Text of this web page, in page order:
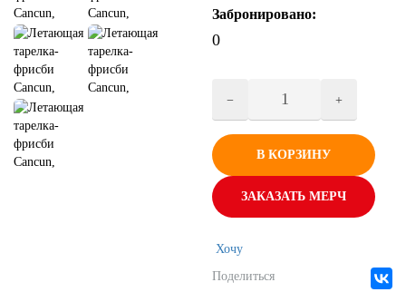
Забронировано:
0
В КОРЗИНУ
ЗАКАЗАТЬ МЕРЧ
Хочу
Поделиться